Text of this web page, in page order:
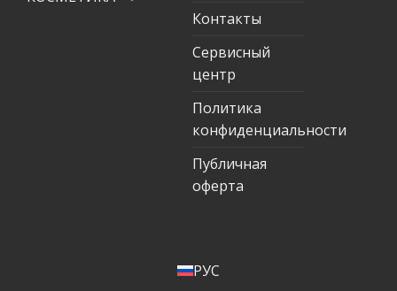
Контакты
Сервисный
центр
Политика
конфиденциальности
Публичная
оферта
РУС